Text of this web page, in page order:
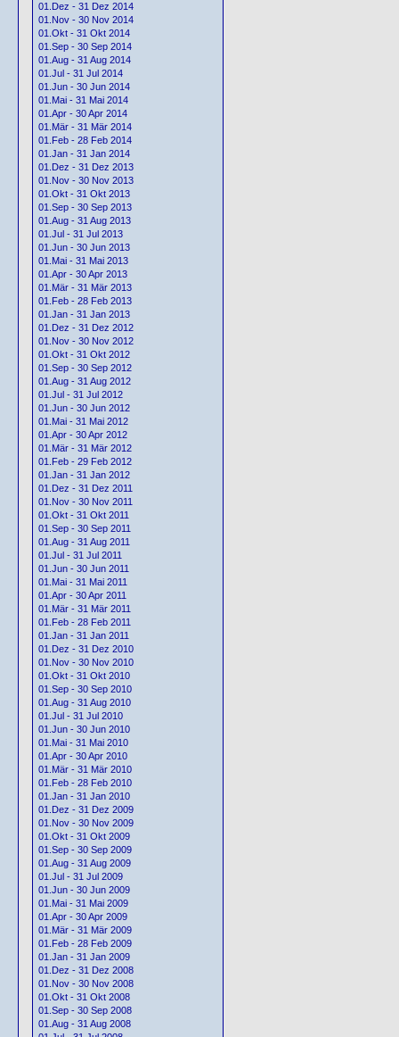
01.Dez - 31 Dez 2014
01.Nov - 30 Nov 2014
01.Okt - 31 Okt 2014
01.Sep - 30 Sep 2014
01.Aug - 31 Aug 2014
01.Jul - 31 Jul 2014
01.Jun - 30 Jun 2014
01.Mai - 31 Mai 2014
01.Apr - 30 Apr 2014
01.Mär - 31 Mär 2014
01.Feb - 28 Feb 2014
01.Jan - 31 Jan 2014
01.Dez - 31 Dez 2013
01.Nov - 30 Nov 2013
01.Okt - 31 Okt 2013
01.Sep - 30 Sep 2013
01.Aug - 31 Aug 2013
01.Jul - 31 Jul 2013
01.Jun - 30 Jun 2013
01.Mai - 31 Mai 2013
01.Apr - 30 Apr 2013
01.Mär - 31 Mär 2013
01.Feb - 28 Feb 2013
01.Jan - 31 Jan 2013
01.Dez - 31 Dez 2012
01.Nov - 30 Nov 2012
01.Okt - 31 Okt 2012
01.Sep - 30 Sep 2012
01.Aug - 31 Aug 2012
01.Jul - 31 Jul 2012
01.Jun - 30 Jun 2012
01.Mai - 31 Mai 2012
01.Apr - 30 Apr 2012
01.Mär - 31 Mär 2012
01.Feb - 29 Feb 2012
01.Jan - 31 Jan 2012
01.Dez - 31 Dez 2011
01.Nov - 30 Nov 2011
01.Okt - 31 Okt 2011
01.Sep - 30 Sep 2011
01.Aug - 31 Aug 2011
01.Jul - 31 Jul 2011
01.Jun - 30 Jun 2011
01.Mai - 31 Mai 2011
01.Apr - 30 Apr 2011
01.Mär - 31 Mär 2011
01.Feb - 28 Feb 2011
01.Jan - 31 Jan 2011
01.Dez - 31 Dez 2010
01.Nov - 30 Nov 2010
01.Okt - 31 Okt 2010
01.Sep - 30 Sep 2010
01.Aug - 31 Aug 2010
01.Jul - 31 Jul 2010
01.Jun - 30 Jun 2010
01.Mai - 31 Mai 2010
01.Apr - 30 Apr 2010
01.Mär - 31 Mär 2010
01.Feb - 28 Feb 2010
01.Jan - 31 Jan 2010
01.Dez - 31 Dez 2009
01.Nov - 30 Nov 2009
01.Okt - 31 Okt 2009
01.Sep - 30 Sep 2009
01.Aug - 31 Aug 2009
01.Jul - 31 Jul 2009
01.Jun - 30 Jun 2009
01.Mai - 31 Mai 2009
01.Apr - 30 Apr 2009
01.Mär - 31 Mär 2009
01.Feb - 28 Feb 2009
01.Jan - 31 Jan 2009
01.Dez - 31 Dez 2008
01.Nov - 30 Nov 2008
01.Okt - 31 Okt 2008
01.Sep - 30 Sep 2008
01.Aug - 31 Aug 2008